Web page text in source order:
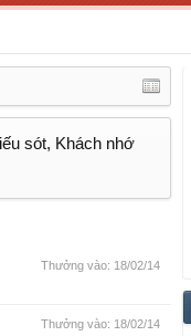
sót, Khách nhớ
Thưởng vào: 18/02/14
Thưởng vào: 18/02/14